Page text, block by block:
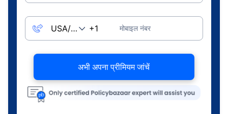
मोबाइल नंबर
अभी अपना प्रीमियम जांचें